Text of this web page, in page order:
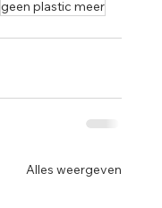
geen plastic meer
Alles weergeven